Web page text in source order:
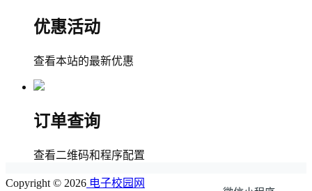
优惠活动
查看本站的最新优惠
订单查询
查看二维码和程序配置
Copyright © 2026 电子校园网